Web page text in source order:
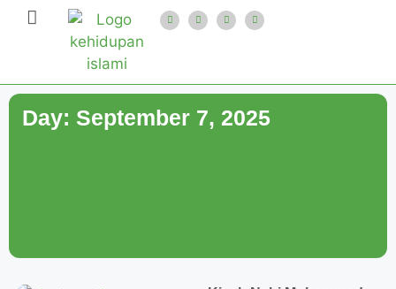
Day: September 7, 2025